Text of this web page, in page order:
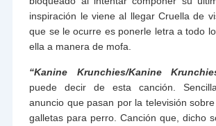
inspiración le viene al llegar Cruella de
que se le ocurre es ponerle letra a todo
ella a manera de mofa.
“Kanine Krunchies/Kanine
puede decir de esta canción.
anuncio que pasan por la televisión
galletas para perro. Canción que, dicho